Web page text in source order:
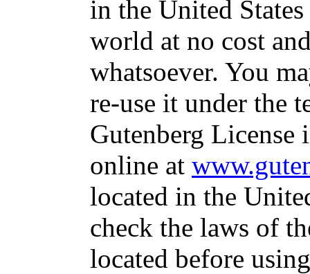
in the United
world at no cost
whatsoever. You
re-use it under the
Gutenberg
online at
located in the
check the laws of
located before